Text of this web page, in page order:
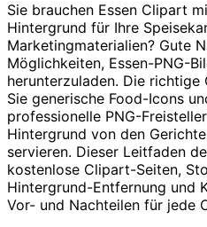
Sie brauchen Essen Clipart
Hintergrund für Ihre
Marketingmaterialien? Gute
Möglichkeiten, Essen-PNG-
herunterzuladen. Die
Sie generische Food-Icons
professionelle PNG-
Hintergrund von den
servieren. Dieser Leitfaden
kostenlose Clipart-Seiten,
Hintergrund-Entfernung und
Vor- und Nachteilen für jede